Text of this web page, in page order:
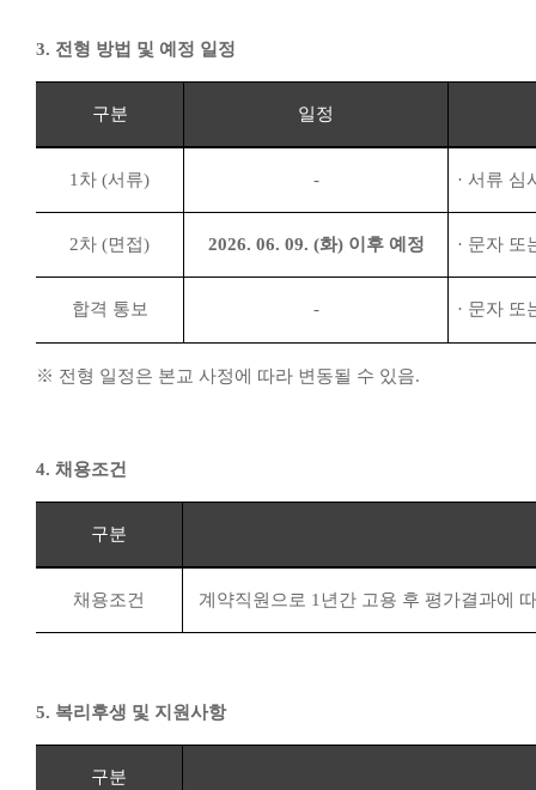
3. 전형 방법 및 예정 일정
구분 일정
1 차 (서류) - · 서류 심
2차 (면접) 2026. 06. 09. (화) 이후 예정 · 문자 또
합격 통보 - · 문자 또
※ 전형 일정은 본교 사정에 따라 변동될 수 있음.
4. 채용조건
구분
채용조건 계약직원으로 1 년간 고용 후 평가결과에
5. 복리후생 및 지원사항
구분